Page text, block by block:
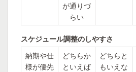
が通りづ
らい
スケジュール調整のしやすさ
納期や仕
様が優先
どちらか
といえば
どちらと
もいえな